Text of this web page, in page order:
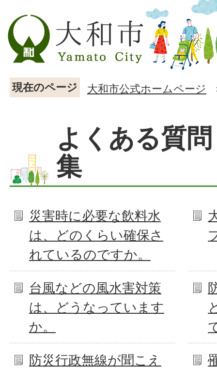
現在のページ 大和市公式ホームページ
よくある質
集
災害時に必要な飲料水
は、どのくらい確保さ
れているのですか。
台風などの風水害対策
は、どうなっています
か。
防災行政無線が聞こえ